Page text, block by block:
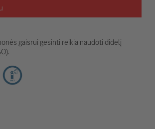
gaisrui gesinti reikia naudoti didelį